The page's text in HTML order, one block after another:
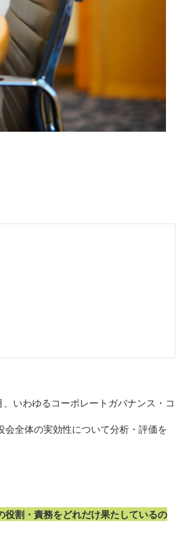
いわゆるコーポレートガバナンス・コ
全体の実効性について分析・評価を
割・責務をどれだけ果たしているの